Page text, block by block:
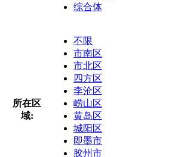
综合体
所在区
域:
不限
市南区
市北区
四方区
李沧区
崂山区
黄岛区
城阳区
即墨市
胶州市